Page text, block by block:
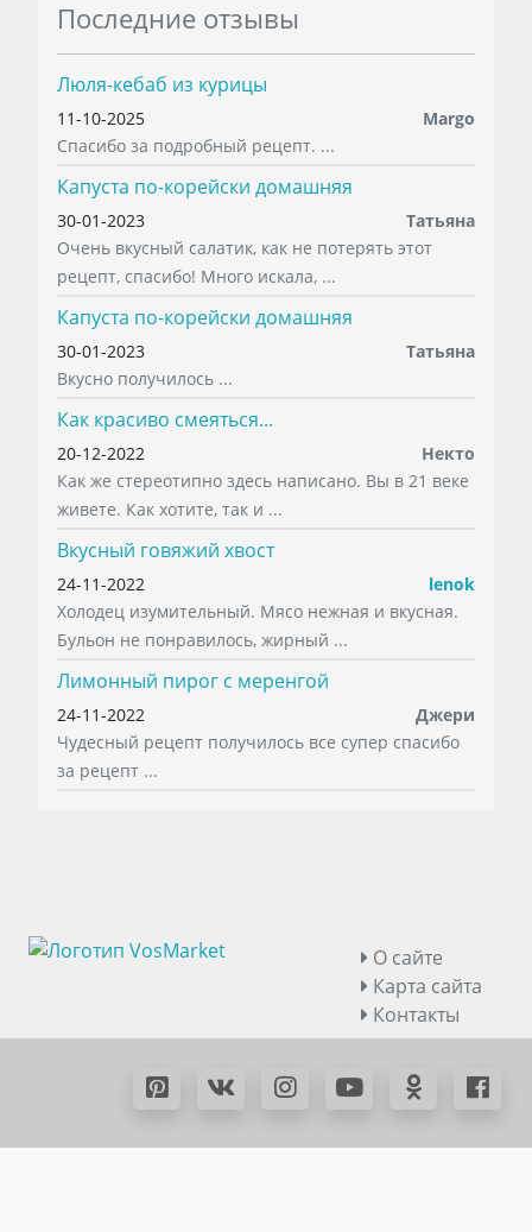
Последние отзывы
Люля-кебаб из курицы
11-10-2025
Margo
Спасибо за подробный рецепт. ...
Капуста по-корейски домашняя
30-01-2023
Татьяна
Очень вкусный салатик, как не потерять этот
рецепт, спасибо! Много искала, ...
Капуста по-корейски домашняя
30-01-2023
Татьяна
Вкусно получилось ...
Как красиво смеяться...
20-12-2022
Некто
Как же стереотипно здесь написано. Вы в 21 веке
живете. Как хотите, так и ...
Вкусный говяжий хвост
24-11-2022
lenok
Холодец изумительный. Мясо нежная и вкусная.
Бульон не понравилось, жирный ...
Лимонный пирог с меренгой
24-11-2022
Джери
Чудесный рецепт получилось все супер спасибо
за рецепт ...
О сайте
Карта сайта
Контакты